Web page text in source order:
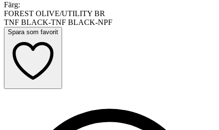
Färg:
FOREST OLIVE/UTILITY BR
TNF BLACK-TNF BLACK-NPF
Spara som favorit